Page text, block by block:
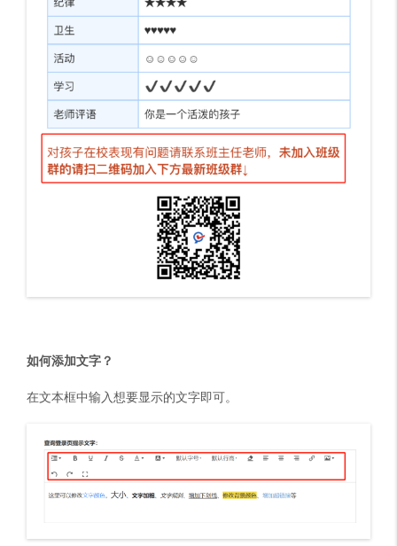
如何添加文字？
在文本框中输入想要显示的文字即可。